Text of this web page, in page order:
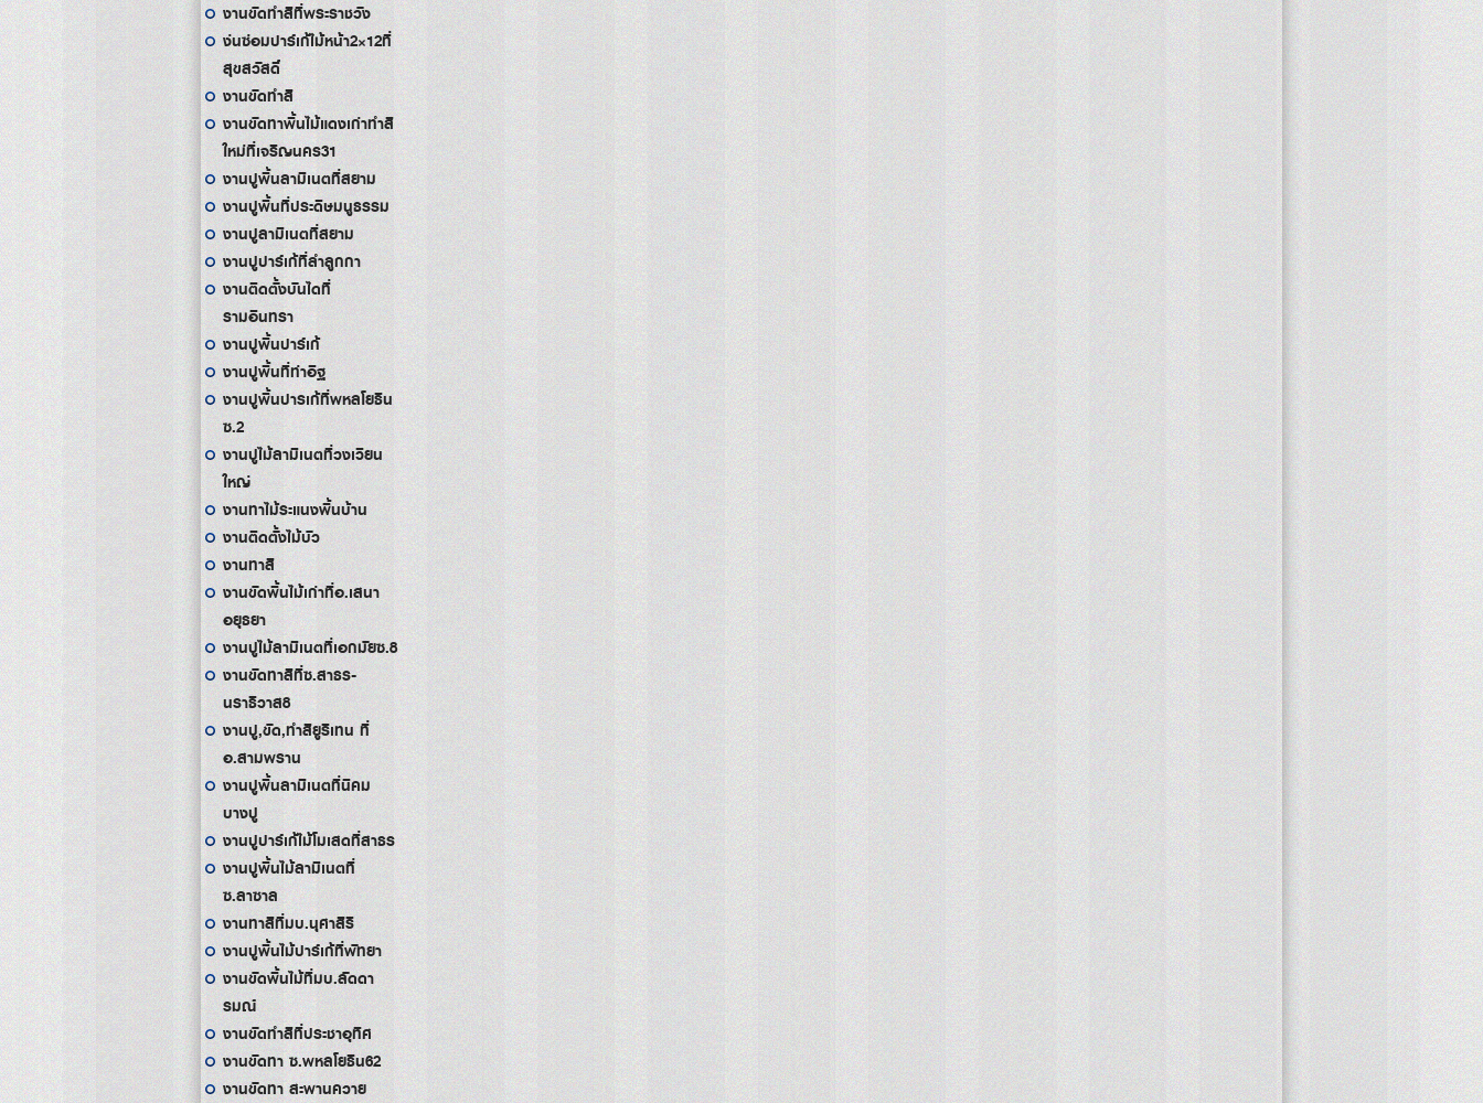
งานขัดทำสีที่พระราชวัง
ง่นซ่อมปาร์เก้ไม้หน้า2×12ที่
สุขสวัสดิ์
งานขัดทำสี
งานขัดทาพื้นไม้แดงเก่าทำสี
ใหม่ที่เจริญนคร31
งานปูพื้นลามิเนตที่สยาม
งานปูพื้นที่ประดิษมนูธรรม
งานปูลามิเนตที่สยาม
งานปูปาร์เก้ที่ลำลูกกา
งานติดตั้งบันไดที่
รามอินทรา
งานปูพื้นปาร์เก้
งานปูพื้นที่ท่าอิฐ
งานปูพื้นปารเก้ที่พหลโยธิน
ซ.2
งานปูไม้ลามิเนตที่วงเวียน
ใหญ่
งานทาไม้ระแนงพื้นบ้าน
งานติดตั้งไม้บัว
งานทาสี
งานขัดพื้นไม้เก่าที่อ.เสนา
อยุธยา
งานปูไม้ลามิเนตที่เอกมัยซ.8
งานขัดทาสีที่ซ.สาธร-
นราธิวาส8
งานปู,ขัด,ทำสียูริเทน ที่
อ.สามพราน
งานปูพื้นลามิเนตที่นิคม
บางปู
งานปูปาร์เก้ไม้โมเสดที่สาธร
งานปูพื้นไม้ลามิเนตที่
ซ.ลาซาล
งานทาสีที่มบ.นุศาสิริ
งานปูพื้นไม้ปาร์เก้ที่พัทยา
งานขัดพื้นไม้ที่มบ.ลัดดา
รมณ์
งานขัดทำสีที่ประชาอุทิศ
งานขัดทา ซ.พหลโยธิน62
งานขัดทา สะพานควาย